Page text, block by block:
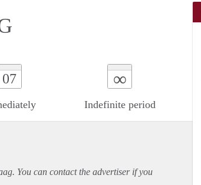
07 ∞
Indefinite period
You can contact the advertiser if you